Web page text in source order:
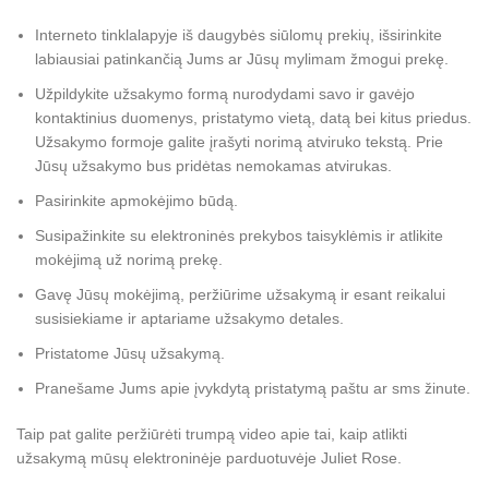
Interneto tinklalapyje iš daugybės siūlomų prekių, išsirinkite
labiausiai patinkančią Jums ar Jūsų mylimam žmogui prekę.
Užpildykite užsakymo formą nurodydami savo ir gavėjo
kontaktinius duomenys, pristatymo vietą, datą bei kitus priedus.
Užsakymo formoje galite įrašyti norimą atviruko tekstą. Prie
Jūsų užsakymo bus pridėtas nemokamas atvirukas.
Pasirinkite apmokėjimo būdą.
Susipažinkite su elektroninės prekybos taisyklėmis ir atlikite
mokėjimą už norimą prekę.
Gavę Jūsų mokėjimą, peržiūrime užsakymą ir esant reikalui
susisiekiame ir aptariame užsakymo detales.
Pristatome Jūsų užsakymą.
Pranešame Jums apie įvykdytą pristatymą paštu ar sms žinute.
Taip pat galite peržiūrėti trumpą video apie tai, kaip atlikti
užsakymą mūsų elektroninėje parduotuvėje Juliet Rose.